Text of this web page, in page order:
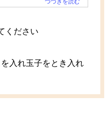
ください
入れ玉子をとき入れ